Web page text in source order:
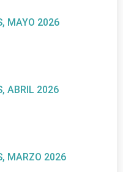
MAYO 2026
ABRIL 2026
MARZO 2026